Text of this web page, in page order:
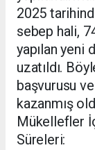
2025
sebep hali,
yapılan yeni
uzatıldı.
başvurusu
kazanmış
Mükellefler
Süreleri: